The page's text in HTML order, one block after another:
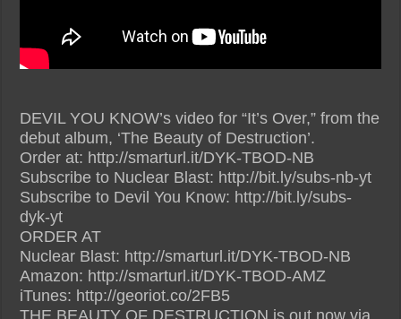
DEVIL YOU KNOW’s video for “It’s Over,” from the
debut album, ‘The Beauty of Destruction’.
Order at: http://smarturl.it/DYK-TBOD-NB
Subscribe to Nuclear Blast: http://bit.ly/subs-nb-yt
Subscribe to Devil You Know: http://bit.ly/subs-
dyk-yt
ORDER AT
Nuclear Blast: http://smarturl.it/DYK-TBOD-NB
Amazon: http://smarturl.it/DYK-TBOD-AMZ
iTunes: http://georiot.co/2FB5